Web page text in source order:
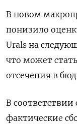
В ⁠новом
понизило
Urals на
что может
отсечения в
В
фактические